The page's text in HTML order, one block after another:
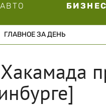
АВТО БИЗНЕС
ГЛАВНОЕ ЗА ДЕНЬ